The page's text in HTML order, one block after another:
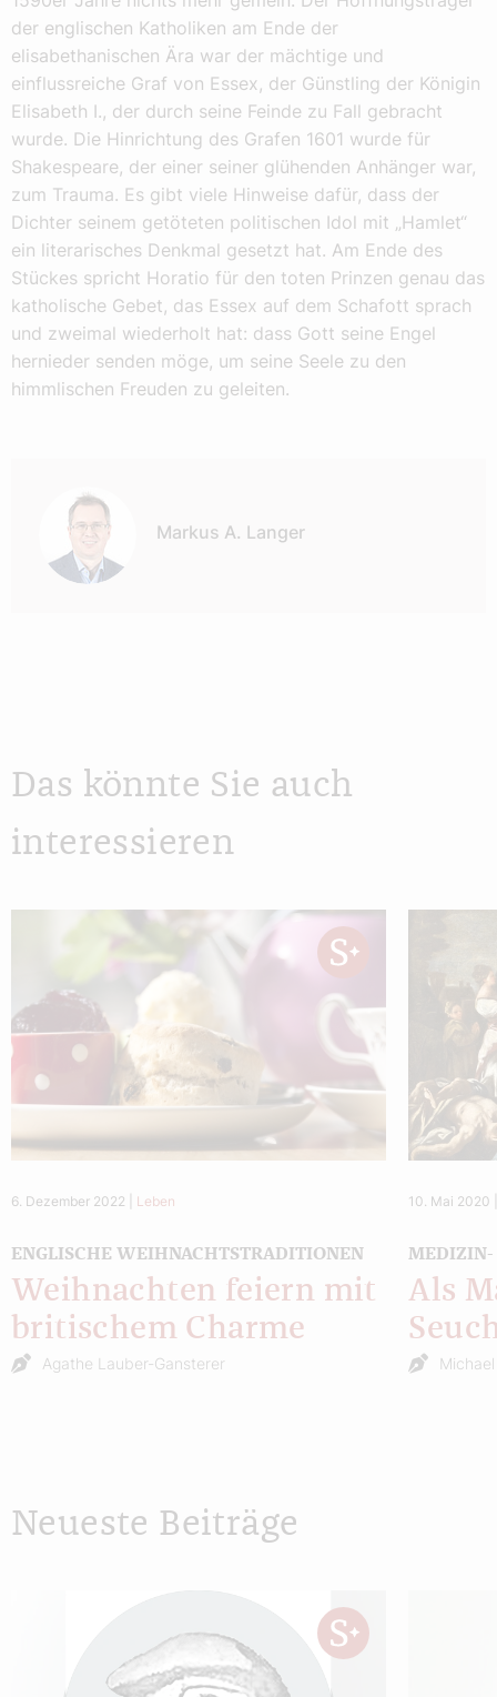
der englischen Katholiken am Ende der
elisabethanischen Ära war der mächtige und
einflussreiche Graf von Essex, der Günstling der Königin
Elisabeth I., der durch seine Feinde zu Fall gebracht
wurde. Die Hinrichtung des Grafen 1601 wurde für
Shakespeare, der einer seiner glühenden Anhänger war,
zum Trauma. Es gibt viele Hinweise dafür, dass der
Dichter seinem getöteten politischen Idol mit „Hamlet“
ein literarisches Denkmal gesetzt hat. Am Ende des
Stückes spricht Horatio für den toten Prinzen genau das
katholische Gebet, das Essex auf dem Schafott sprach
und zweimal wiederholt hat: dass Gott seine Engel
hernieder senden möge, um seine Seele zu den
himmlischen Freuden zu geleiten.
Markus A. Langer
Das könnte Sie auch
interessieren
6. Dezember 2022 Leben
ENGLISCHE WEIHNACHTSTRADITIONEN
Weihnachten feiern mit
britischem Charme
Agathe Lauber-Gansterer
10. Mai 2020
MEDIZIN-
Als
Neueste Beiträge